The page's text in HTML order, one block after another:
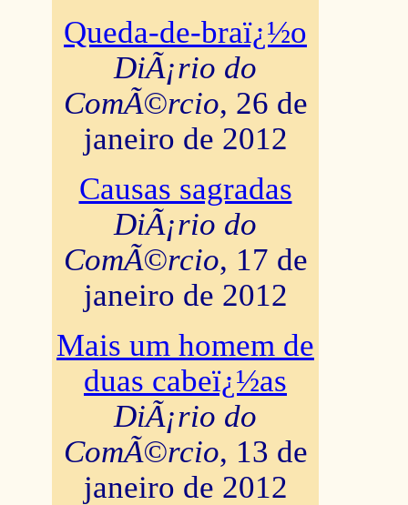
Queda-de-braï¿½o
DiÃ¡rio do
ComÃ©rcio, 26 de
janeiro de 2012
Causas sagradas
DiÃ¡rio do
ComÃ©rcio, 17 de
janeiro de 2012
Mais um homem de
duas cabeï¿½as
DiÃ¡rio do
ComÃ©rcio, 13 de
janeiro de 2012